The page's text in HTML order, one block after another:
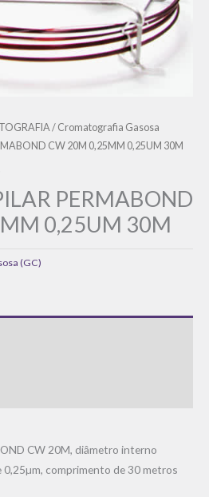
/ Cromatografia Gasosa
CW 20M 0,25MM 0,25UM 30M
PERMABOND
0,25UM 30M
(GC)
CW 20M, diâmetro interno
0,25µm, comprimento de 30 metros